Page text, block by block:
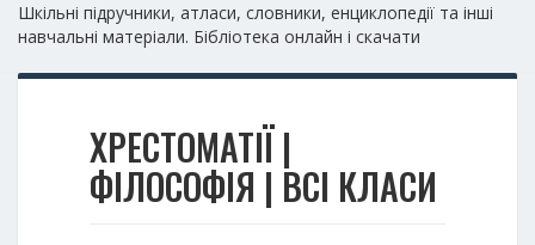
Шкільні підручники, атласи, словники, енциклопедії та інші
навчальні матеріали. Бібліотека онлайн і скачати
ХРЕСТОМАТІЇ |
ФІЛОСОФІЯ | ВСІ КЛАСИ